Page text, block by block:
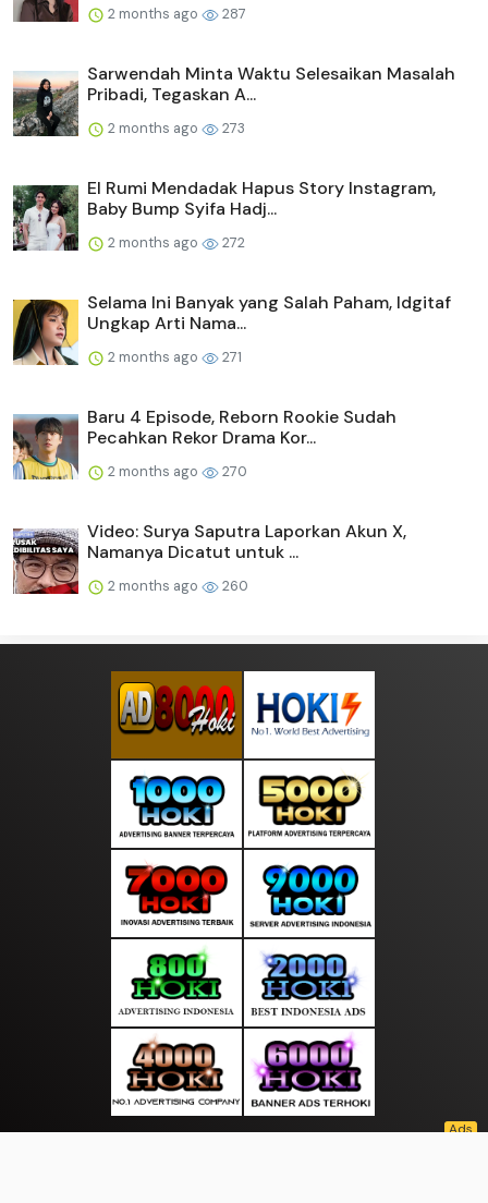
2 months ago 287
Sarwendah Minta Waktu Selesaikan Masalah
Pribadi, Tegaskan A...
2 months ago 273
El Rumi Mendadak Hapus Story Instagram,
Baby Bump Syifa Hadj...
2 months ago 272
Selama Ini Banyak yang Salah Paham, Idgitaf
Ungkap Arti Nama...
2 months ago 271
Baru 4 Episode, Reborn Rookie Sudah
Pecahkan Rekor Drama Kor...
2 months ago 270
Video: Surya Saputra Laporkan Akun X,
Namanya Dicatut untuk ...
2 months ago 260